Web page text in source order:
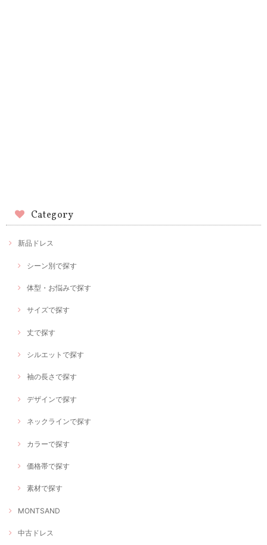
Category
新品ドレス
シーン別で探す
体型・お悩みで探す
サイズで探す
丈で探す
シルエットで探す
袖の長さで探す
デザインで探す
ネックラインで探す
カラーで探す
価格帯で探す
素材で探す
MONTSAND
中古ドレス